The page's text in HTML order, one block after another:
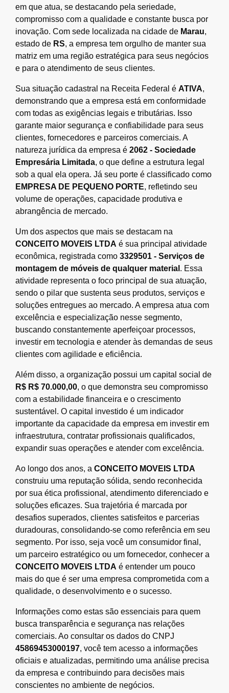
em que atua, se destacando pela seriedade,
compromisso com a qualidade e constante busca por
inovação. Com sede localizada na cidade de Marau,
estado de RS, a empresa tem orgulho de manter sua
matriz em uma região estratégica para seus negócios
e para o atendimento de seus clientes.
Sua situação cadastral na Receita Federal é ATIVA,
demonstrando que a empresa está em conformidade
com todas as exigências legais e tributárias. Isso
garante maior segurança e confiabilidade para seus
clientes, fornecedores e parceiros comerciais. A
natureza jurídica da empresa é 2062 - Sociedade
Empresária Limitada, o que define a estrutura legal
sob a qual ela opera. Já seu porte é classificado como
EMPRESA DE PEQUENO PORTE, refletindo seu
volume de operações, capacidade produtiva e
abrangência de mercado.
Um dos aspectos que mais se destacam na
CONCEITO MOVEIS LTDA é sua principal atividade
econômica, registrada como 3329501 - Serviços de
montagem de móveis de qualquer material . Essa
atividade representa o foco principal de sua atuação,
sendo o pilar que sustenta seus produtos, serviços e
soluções entregues ao mercado. A empresa atua com
excelência e especialização nesse segmento,
buscando constantemente aperfeiçoar processos,
investir em tecnologia e atender às demandas de seus
clientes com agilidade e eficiência.
Além disso, a organização possui um capital social de
R$ R$ 70.000,00, o que demonstra seu compromisso
com a estabilidade financeira e o crescimento
sustentável. O capital investido é um indicador
importante da capacidade da empresa em investir em
infraestrutura, contratar profissionais qualificados,
expandir suas operações e atender com excelência.
Ao longo dos anos, a CONCEITO MOVEIS LTDA
construiu uma reputação sólida, sendo reconhecida
por sua ética profissional, atendimento diferenciado e
soluções eficazes. Sua trajetória é marcada por
desafios superados, clientes satisfeitos e parcerias
duradouras, consolidando-se como referência em seu
segmento. Por isso, seja você um consumidor final,
um parceiro estratégico ou um fornecedor, conhecer a
CONCEITO MOVEIS LTDA é entender um pouco
mais do que é ser uma empresa comprometida com a
qualidade, o desenvolvimento e o sucesso.
Informações como estas são essenciais para quem
busca transparência e segurança nas relações
comerciais. Ao consultar os dados do CNPJ
45869453000197, você tem acesso a informações
oficiais e atualizadas, permitindo uma análise precisa
da empresa e contribuindo para decisões mais
conscientes no ambiente de negócios.